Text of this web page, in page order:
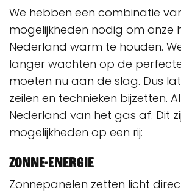
We hebben een combinatie
mogelijkheden nodig om onze
Nederland warm te houden.
langer wachten op de
moeten nu aan de slag. Dus
zeilen en technieken bijzetten.
Nederland van het gas af. Dit
mogelijkheden op een rij:
Zonne-energie
Zonnepanelen zetten licht